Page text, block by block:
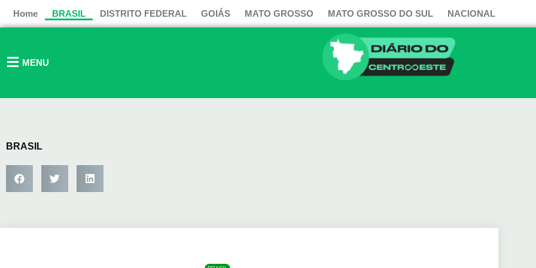
para
conteúdo
Home BRASIL DISTRITO FEDERAL GOIÁS MATO GROSSO MATO GROSSO DO SUL NACIONAL
MENU
BRASIL